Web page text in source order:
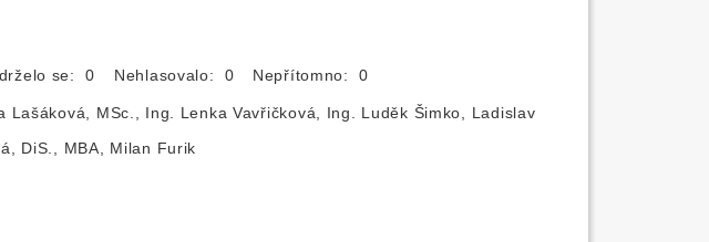
se: 0 Nehlasovalo: 0 Nepřítomno: 0
Lašáková, MSc., Ing. Lenka Vavřičková, Ing. Luděk Šimko, Ladislav
DiS., MBA, Milan Furik